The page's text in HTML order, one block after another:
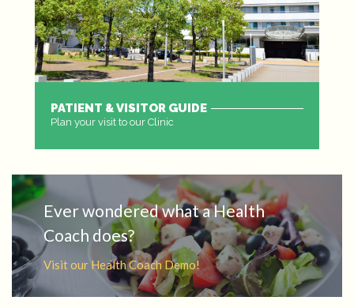
PATIENT & VISITOR GUIDE
Plan your visit to our Clinic
Ever wondered what a Health
Coach does?
Visit our Health Coach Demo!